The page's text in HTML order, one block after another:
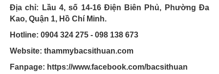
Địa chỉ: Lầu 4, số 14-16 Điện Biên Phủ, Phường Đa
Kao, Quận 1, Hồ Chí Minh.
Hotline: 0904 324 275 - 098 138 673
Website: thammybacsithuan.com
Fanpage: https://www.facebook.com/bacsithuan